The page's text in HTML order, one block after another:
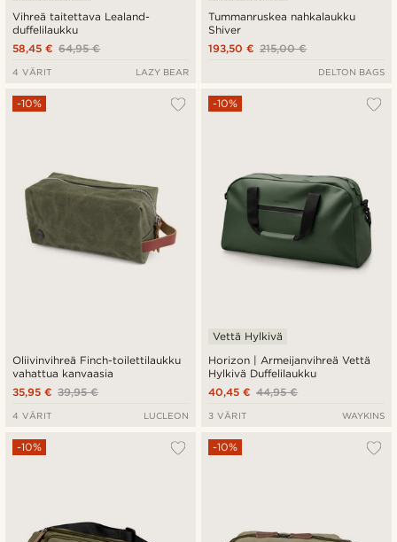
Vihreä taitettava Lealand-
duffelilaukku
64,95 €
58,45 €
4 VÄRIT LAZY BEAR
Tummanruskea nahkalaukku
Shiver
215,00 €
193,50 €
DELTON BAGS
Oliivinvihreä Finch-toilettilaukku
vahattua kanvaasia
-10%
39,95 €
35,95 €
4 VÄRIT LUCLEON
Horizon | Armeijanvihreä Vettä
Hylkivä Duffelilaukku
-10%
Vettä Hylkivä
44,95 €
40,45 €
3 VÄRIT WAYKINS
-10% -10%